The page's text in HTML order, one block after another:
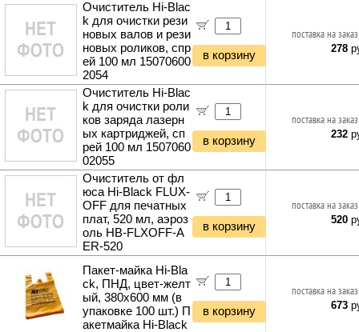
Очиститель Hi-Blac
k для очистки рези
новых валов и рези
новых роликов, спр
ей 100 мл 15070600
2054
в корзину
поставка на
278
Очиститель Hi-Blac
k для очистки роли
ков заряда лазерн
ых картриджей, сп
рей 100 мл 1507060
02055
в корзину
поставка на
232
Очиститель от фл
юса Hi-Black FLUX-
OFF для печатных
плат, 520 мл, аэроз
оль HB-FLXOFF-A
ER-520
в корзину
поставка на
520
Пакет-майка Hi-Bla
ck, ПНД, цвет-желт
ый, 380x600 мм (в
упаковке 100 шт.) П
акетмайка Hi-Black
в корзину
поставка на
673